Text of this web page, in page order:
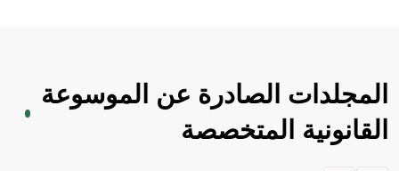
المجلدات الصادرة عن الموسوعة
القانونية المتخصصة